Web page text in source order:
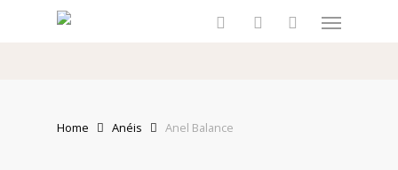
Menu
Home Anéis Anel Balance